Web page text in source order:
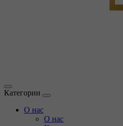
Категории
О нас
О нас